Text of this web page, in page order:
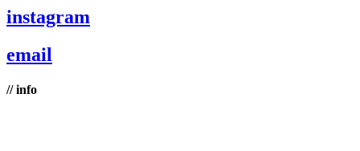
instagram
email
// info